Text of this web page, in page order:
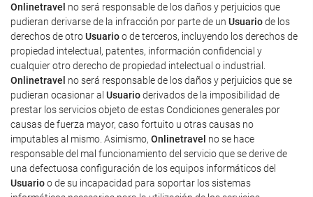
Onlinetravel no será responsable de los daños y perjuicios que
pudieran derivarse de la infracción por parte de un Usuariode los
derechos de otroUsuarioo de terceros, incluyendo los derechos de
propiedad intelectual, patentes, información confidencial y
cualquier otro derecho de propiedad intelectual o industrial.
Onlinetravel no será responsable de los daños y perjuicios que se
pudieran ocasionar al Usuarioderivados de la imposibilidad de
prestar los servicios objeto de estas Condiciones generales por
causas de fuerza mayor, caso fortuito u otras causas no
imputables al mismo. Asimismo, Onlinetravel no se hace
responsable del mal funcionamiento del servicio que se derive de
una defectuosa configuración de los equipos informáticos del
Usuarioo de su incapacidad para soportar los sistemas